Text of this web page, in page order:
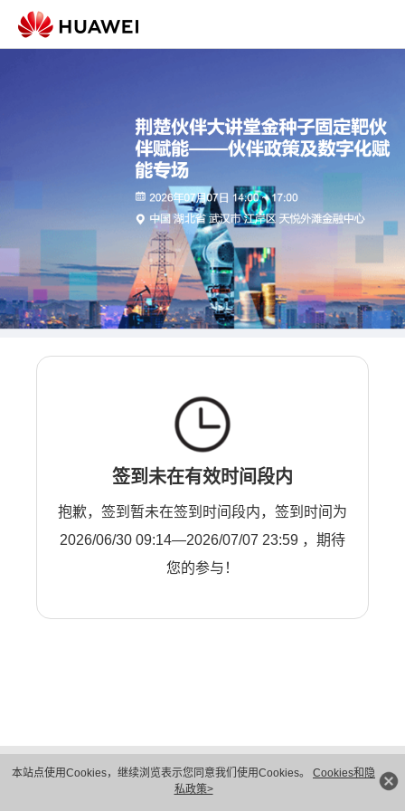
本站点使用Cookies，继续浏览表示您同意我们使用Cookies。 Cookies和隐
私政策>
签到未在有效时间段内
抱歉，签到暂未在签到时间段内，签到时间为
2026/06/30 09:14—2026/07/07 23:59 ，期待
您的参与！
隐私保护
法律声明